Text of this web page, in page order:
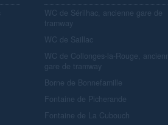
WC de Sérilhac, ancienne gare de
tramway
WC de Saillac
WC de Collonges-la-Rouge,
gare de tramway
Borne de Bonnefamille
Fontaine de Picherande
Fontaine de La Cubouch